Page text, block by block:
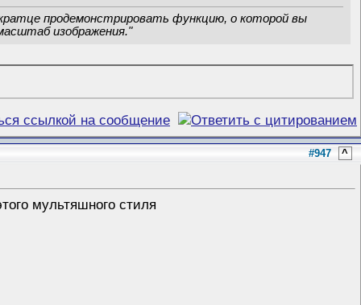
продемонстрировать функцию, о которой вы
изображения."
#947 ^
мультяшного стиля